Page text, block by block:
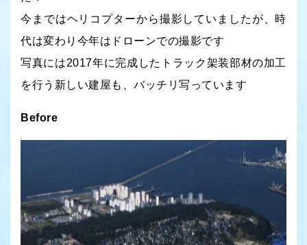
今まではヘリコプターから撮影していましたが、時
代は変わり今年はドローンでの撮影です
写真には2017年に完成したトラック架装部材の加工
を行う新しい建屋も、バッチリ写っています
Before